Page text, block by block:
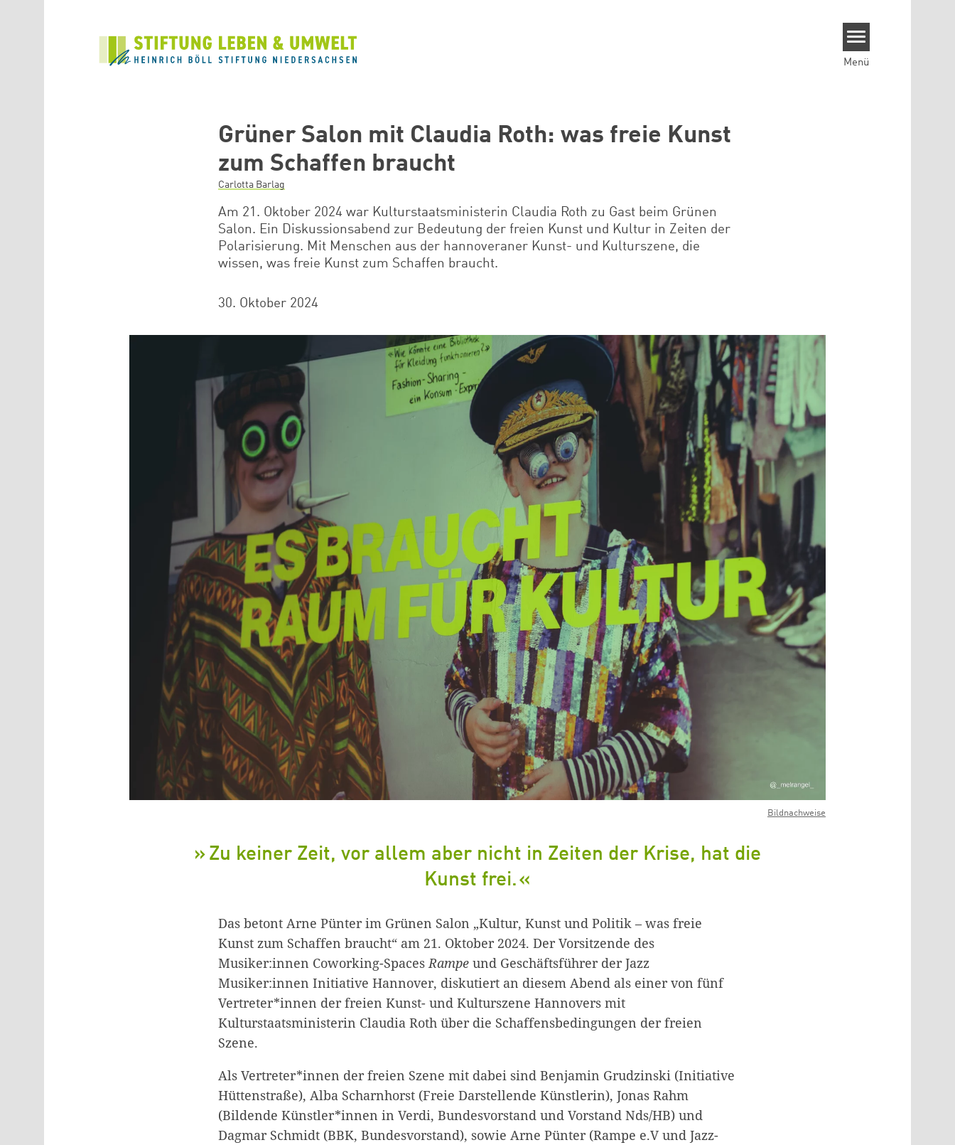
Menü
Grüner Salon mit Claudia Roth: was freie Kunst
zum Schaffen braucht
Carlotta Barlag
Am 21. Oktober 2024 war Kulturstaatsministerin Claudia Roth zu Gast beim Grünen
Salon. Ein Diskussionsabend zur Bedeutung der freien Kunst und Kultur in Zeiten der
Polarisierung. Mit Menschen aus der hannoveraner Kunst- und Kulturszene, die
wissen, was freie Kunst zum Schaffen braucht.
30. Oktober 2024
Bildnachweise
Zu keiner Zeit, vor allem aber nicht in Zeiten der Krise, hat die
Kunst frei.
Das betont Arne Pünter im Grünen Salon „Kultur, Kunst und Politik – was freie
Kunst zum Schaffen braucht“ am 21. Oktober 2024. Der Vorsitzende des
Musiker:innen Coworking-SpacesRampe und Geschäftsführer der Jazz
Musiker:innen Initiative Hannover, diskutiert an diesem Abend als einer von fünf
Vertreter*innen der freien Kunst- und Kulturszene Hannovers mit
Kulturstaatsministerin Claudia Roth über die Schaffensbedingungen der freien
Szene.
Als Vertreter*innen der freien Szene mit dabei sind Benjamin Grudzinski (Initiative
Hüttenstraße), Alba Scharnhorst (Freie Darstellende Künstlerin), Jonas Rahm
(Bildende Künstler*innen in Verdi, Bundesvorstand und Vorstand Nds/HB) und
Dagmar Schmidt (BBK, Bundesvorstand), sowie Arne Pünter (Rampe e.V und Jazz-